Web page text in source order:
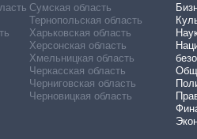
Сумская область
Тернопольская область
Харьковская область
Херсонская область
Хмельницкая область
Черкасская область
Черниговская область
Черновицкая область